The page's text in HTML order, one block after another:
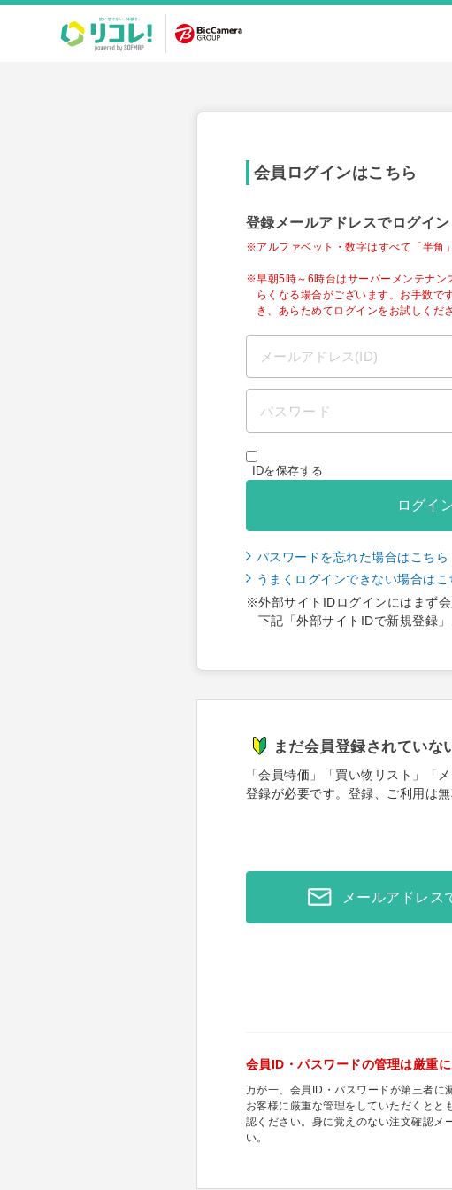
会員ログインはこちら
登録メールアドレスでログイン
※アルファベット・数字はすべて「半角
※早朝5時～6時台はサーバーメンテナン
らくなる場合がございます。お手数で
き、あらためてログインをお試しくださ
IDを保存する
ログイ
パスワードを忘れた場合はこちら
うまくログインできない場合はこ
※外部サイトIDログインにはまず会
下記「外部サイトIDで新規登録」
まだ会員登録されていな
「会員特価」「買い物リスト」「
登録が必要です。登録、ご利用は無
メールアドレス
会員ID・パスワードの管理は厳重
万が一、会員ID・パスワードが第三者に
お客様に厳重な管理をしていただくとと
認ください。身に覚えのない注文確認メ
い。